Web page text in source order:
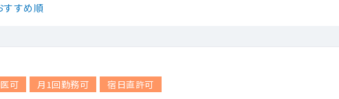
すすめ順
可 月1回勤務可 宿日直許可